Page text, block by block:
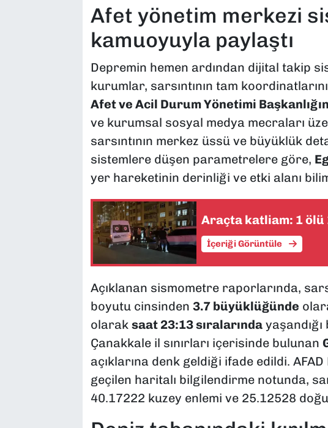
​Afet yönetim merkezi
kamuoyuyla paylaştı
​Depremin hemen ardından dijital takip
kurumlar, sarsıntının tam
Afet ve Acil Durum Yönetimi
ve kurumsal sosyal medya mecraları
sarsıntının merkez üssü ve büyüklük
sistemlere düşen parametrelere göre,
yer hareketinin derinliği ve etki alanı
Araçta katliam: 1 ölü
İçeriği Görüntüle
​Açıklanan sismometre raporlarında,
boyutu cinsinden 3.7 büyüklüğünde
olarak saat 23:13 sıralarında
Çanakkale il sınırları içerisinde bulunan
açıklarına denk geldiği ifade edildi.
geçilen haritalı bilgilendirme notunda,
40.17222 kuzey enlemi ve 25.12528